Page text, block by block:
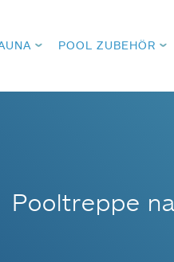
POOL ZUBEHÖR
Pooltreppe